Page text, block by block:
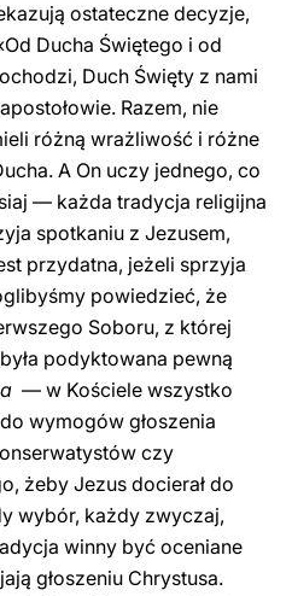
ostateczne decyzje,
Ducha Świętego i od
Duch Święty z nami
Razem, nie
różną wrażliwość i różne
A On uczy jednego, co
— każda tradycja religijna
spotkaniu z Jezusem,
przydatna, jeżeli sprzyja
powiedzieć, że
Soboru, z której
podyktowana pewną
— w Kościele wszystko
wymogów głoszenia
czy
żeby Jezus docierał do
wybór, każdy zwyczaj,
winny być oceniane
głoszeniu Chrystusa.